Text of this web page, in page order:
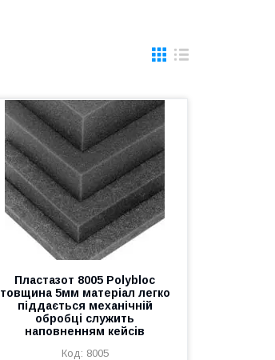
Пластазот 8005 Polybloc
товщина 5мм матеріал легко
піддається механічній
обробці служить
наповненням кейсів
8005